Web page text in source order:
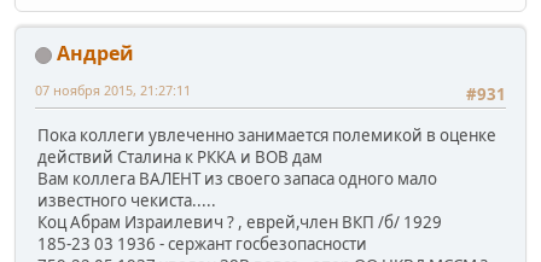
Андрей
#931
07 ноября 2015, 21:27:11
Пока коллеги увлеченно занимается полемикой в оценке
действий Сталина к РККА и ВОВ дам
Вам коллега ВАЛЕНТ из своего запаса одного мало
известного чекиста.....
Коц Абрам Израилевич ? , еврей,член ВКП /б/ 1929
185-23 03 1936 - сержант госбезопасности